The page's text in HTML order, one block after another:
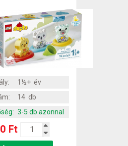
1½+ év
14 db
3-5 db azonnal
Ft